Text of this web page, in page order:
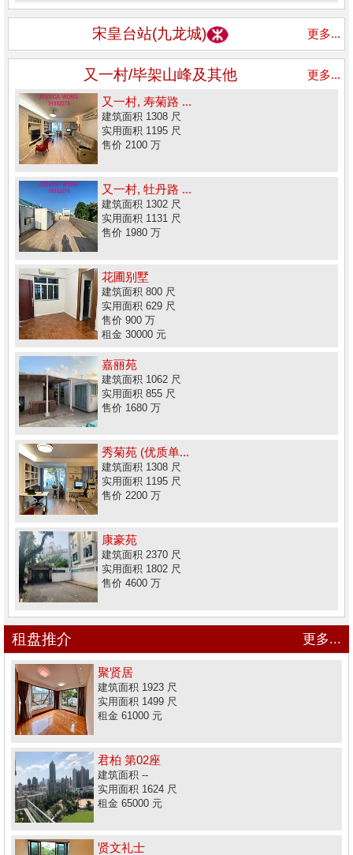
宋皇台站(九龙城) 更多...
又一村/毕架山峰及其他
更多...
又一村, 寿菊路 ...
建筑面积 1308 尺
实用面积 1195 尺
售价 2100 万
又一村, 牡丹路 ...
建筑面积 1302 尺
实用面积 1131 尺
售价 1980 万
花圃别墅
建筑面积 800 尺
实用面积 629 尺
售价 900 万
租金 30000 元
嘉丽苑
建筑面积 1062 尺
实用面积 855 尺
售价 1680 万
秀菊苑 (优质单...
建筑面积 1308 尺
实用面积 1195 尺
售价 2200 万
康豪苑
建筑面积 2370 尺
实用面积 1802 尺
售价 4600 万
租盘推介 更多...
聚贤居
建筑面积 1923 尺
实用面积 1499 尺
租金 61000 元
君柏 第02座
建筑面积 --
实用面积 1624 尺
租金 65000 元
贤文礼士